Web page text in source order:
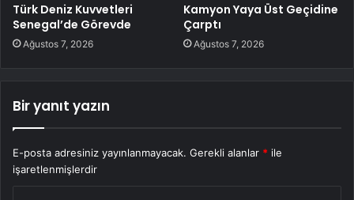
Türk Deniz Kuvvetleri
Senegal’de Görevde
Ağustos 7, 2026
Kamyon Yaya Üst Geçidine
Çarptı
Ağustos 7, 2026
Bir yanıt yazın
E-posta adresiniz yayınlanmayacak. Gerekli alanlar * ile
işaretlenmişlerdir